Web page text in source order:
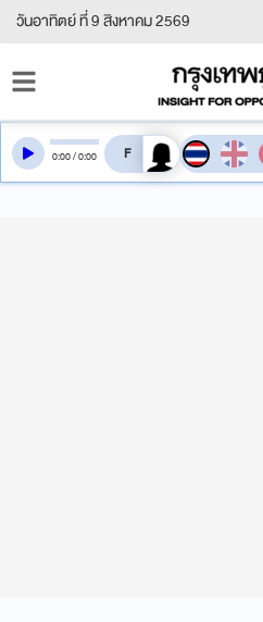
วันอาทิตย์ ที่ 9 สิงหาคม 2569
0:00/0:00 สลับเสียงอ่าน